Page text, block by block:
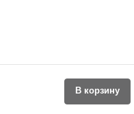
В корзину